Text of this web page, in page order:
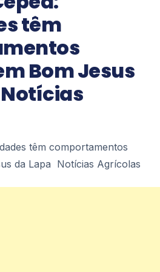
Para Fortes
– InMagazine
Fortes Chuvas E
e ativa
têm
Bom Jesus
têm comportamentos
da Lapa Notícias Agrícolas